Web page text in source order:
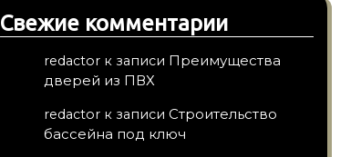
Свежие комментарии
redactor к записи Преимущества
дверей из ПВХ
redactor к записи Строительство
бассейна под ключ